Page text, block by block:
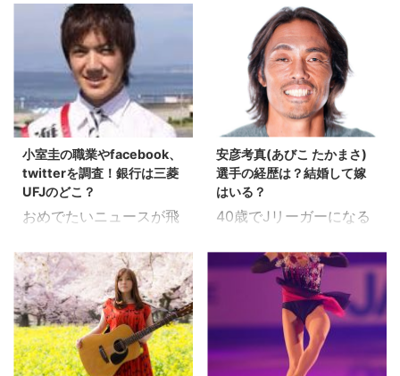
われており、 乳がんと診
断される方は年間6万人
以上にも及ぶそうです。
スポンサードリンク 現在
のように盛んに啓発さ
れ、 マンモグラフィーな
どの検査が一般的になっ
てきているにもかかわら
ず、 乳がんで死亡する女
性 ...
が。。 技術の進歩でギミ
ックも多彩になっている
から 仕方なっちゃー仕方
ないのかもしれません
が、 厳しいですね。。
まだ買えればいいんです
が、 買えなかった日には
大変ですよ。。 親の威厳
なぞピューっと吹き ...
には真田丸の話題で
Twitterが独占される程の
人気っぷり。 主演の堺さ
んだけでなく、脇を固め
る役者さんの演技も素晴
らしく、真田丸人気はこ
れからも続きそうです。
その真田丸に真田信政役
で出演する事が決まった
大山真志さん。 真田信政
は大泉洋さん演じる真田
母・薫は高畑淳子さんが
演じています。 今後の物
語りのキーマンの一人と
なるであろう真田信政を
演じる大山真志ってどう
が、 東あずささんはモデ
ルでありながら柔道初
段！という、 珍しいプロ
フィールの持ち主です
ね。 超人女子という番組
に出演でも話題になって
いましたので、 今回は、
モデルで柔術家の東あず
ささんについて調べてみ
たいと思います！ スポン
サードリンク 東あずささ
あずささん
(@azuma.azusa)がシェ
アした投稿 - 2017 8月
20 3:34午前 PDT 名前：
東 あずさ（あずま あず
小室圭の職業やfacebook、
twitterを調査！銀行は三菱
UFJのどこ？
おめでたいニュースが飛
子さまがご婚約とのこ
と、おめでとうございま
す！ 気になるお相手
は。。。横浜市在住の小
室圭さんとのこと。 小室
圭さんは、湘南江ノ島海
安彦考真(あびこ たかまさ)
選手の経歴は？結婚して嫁
はいる？
40歳でJリーガーになる
真（あびこ たかまさ）選
手 スポンサードリンク
クラウドファンディング
でパトロンを募り、 40
歳でついにJリーガーに
なるという夢を 水戸ホー